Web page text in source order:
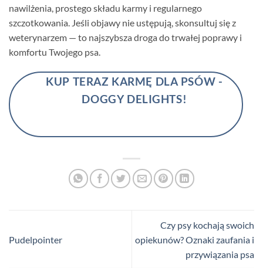
nawilżenia, prostego składu karmy i regularnego
szczotkowania. Jeśli objawy nie ustępują, skonsultuj się z
weterynarzem — to najszybsza droga do trwałej poprawy i
komfortu Twojego psa.
KUP TERAZ KARMĘ DLA PSÓW -
DOGGY DELIGHTS!
Pudelpointer
Czy psy kochają swoich
opiekunów? Oznaki zaufania i
przywiązania psa